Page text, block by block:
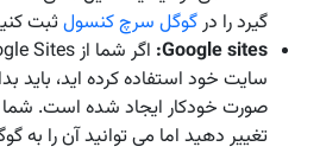
گیرد را درگوگل سرچ کنسولثبت
Google sites
:
سایت خود استفاده کرده اید،
تغییر دهید اما می توانید آن را به